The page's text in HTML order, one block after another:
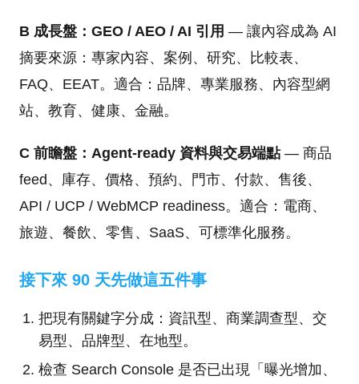
B 成長盤：GEO / AEO / AI 引用 — 讓內容成為 AI
摘要來源：專家內容、案例、研究、比較表、
FAQ、EEAT。適合：品牌、專業服務、內容型網
站、教育、健康、金融。
C 前瞻盤：Agent-ready 資料與交易端點— 商品
feed、庫存、價格、預約、門市、付款、售後、
API / UCP / WebMCP readiness。適合：電商、
旅遊、餐飲、零售、SaaS、可標準化服務。
接下來 90 天先做這五件事
把現有關鍵字分成：資訊型、商業調查型、交
易型、品牌型、在地型。
檢查 Search Console 是否已出現「曝光增加、